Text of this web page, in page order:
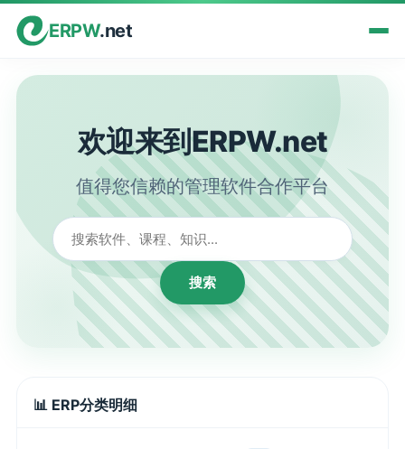
ERPW.net
欢迎来到ERPW.net
值得您信赖的管理软件合作平台
搜索
📊 ERP分类明细